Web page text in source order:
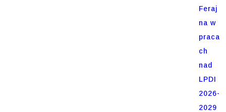
Feraj
na w
praca
ch
nad
LPDI
2026-
2029